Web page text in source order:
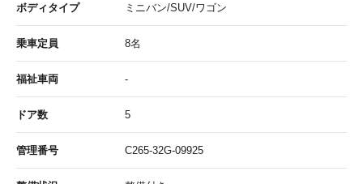
ボディタイプ ミニバン/SUV/ワゴン
乗車定員 8名
福祉車両 -
ドア数 5
管理番号 C265-32G-09925